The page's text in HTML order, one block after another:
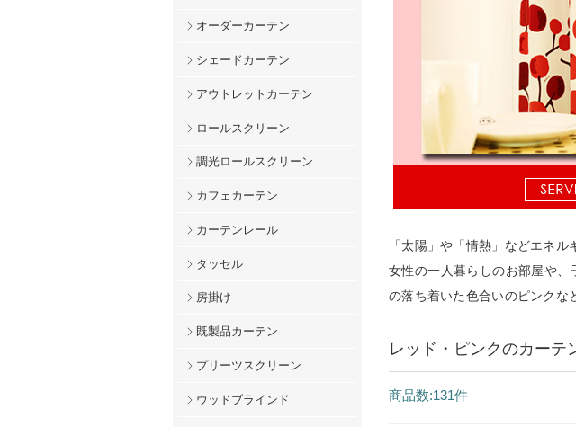
「太陽」や「情熱」などエネ
女性の一人暮らしのお部屋や
の落ち着いた色合いのピンクな
レッド・ピンクのカーテ
商品数:131件
オーダーカーテン
シェードカーテン
アウトレットカーテン
ロールスクリーン
調光ロールスクリーン
カフェカーテン
カーテンレール
タッセル
房掛け
既製品カーテン
プリーツスクリーン
ウッドブラインド